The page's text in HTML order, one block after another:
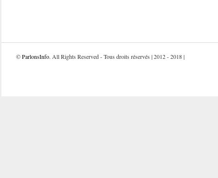
©ParlonsInfo. All Rights Reserved - Tous droits réservés | 2012 - 2018 |